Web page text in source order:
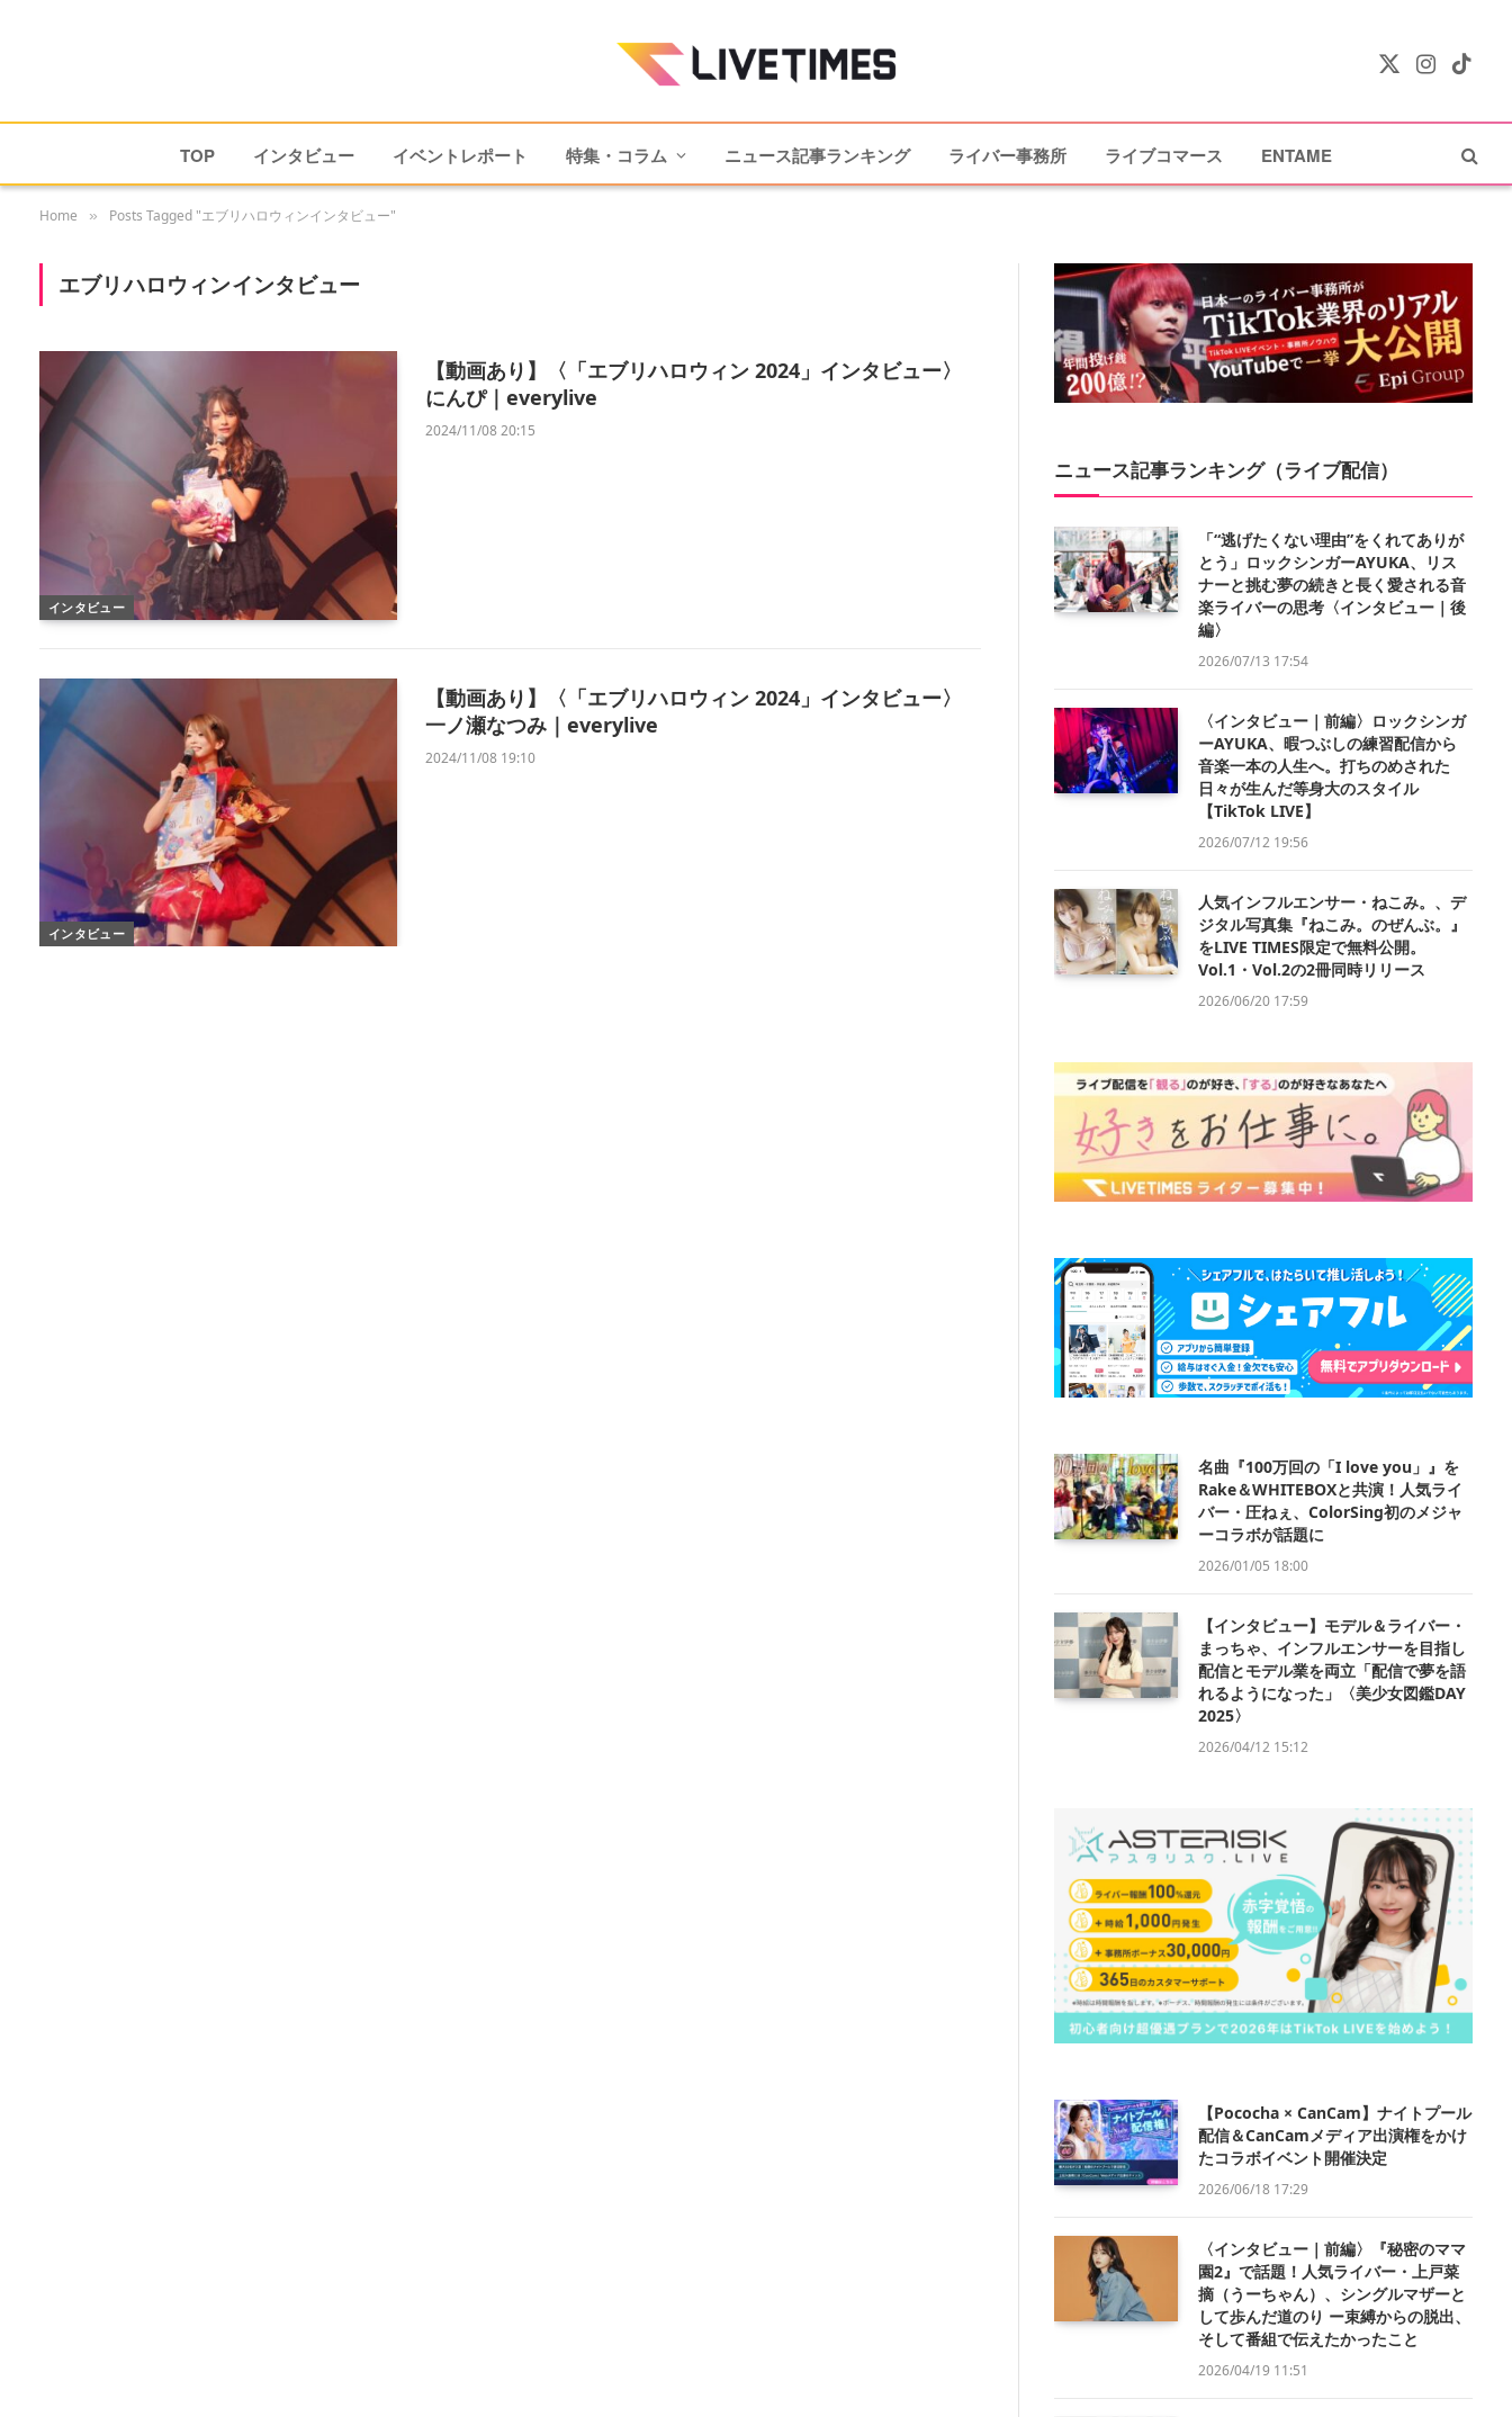
X
Instagram
TikTok
TOP インタビュー イベントレポート 特集・コラム ニュース記事ランキング ライバー事務所 ライブコマース ENTAME
Home » Posts Tagged "エブリハロウィンインタビュー"
エブリハロウィンインタビュー
インタビュー
【動画あり】〈「エブリハロウィン 2024」インタビュー〉
にんぴ｜everylive
2024/11/08 20:15
インタビュー
【動画あり】〈「エブリハロウィン 2024」インタビュー〉
一ノ瀬なつみ｜everylive
2024/11/08 19:10
ニュース記事ランキング（ライブ配信）
「“逃げたくない理由”をくれてありが
とう」ロックシンガーAYUKA、リス
ナーと挑む夢の続きと長く愛される音
楽ライバーの思考〈インタビュー｜後
編〉
2026/07/13 17:54
〈インタビュー｜前編〉ロックシンガ
ーAYUKA、暇つぶしの練習配信から
音楽一本の人生へ。打ちのめされた
日々が生んだ等身大のスタイル
【TikTok LIVE】
2026/07/12 19:56
人気インフルエンサー・ねこみ。、デ
ジタル写真集『ねこみ。のぜんぶ。』
をLIVE TIMES限定で無料公開。
Vol.1・Vol.2の2冊同時リリース
2026/06/20 17:59
名曲『100万回の「I love you」』を
Rake＆WHITEBOXと共演！人気ライ
バー・圧ねぇ、ColorSing初のメジャ
ーコラボが話題に
2026/01/05 18:00
【インタビュー】モデル＆ライバー・
まっちゃ、インフルエンサーを目指し
配信とモデル業を両立「配信で夢を語
れるようになった」〈美少女図鑑DAY
2025〉
2026/04/12 15:12
【Pococha × CanCam】ナイトプール
配信＆CanCamメディア出演権をかけ
たコラボイベント開催決定
2026/06/18 17:29
〈インタビュー｜前編〉『秘密のママ
園2』で話題！人気ライバー・上戸菜
摘（うーちゃん）、シングルマザーと
して歩んだ道のり ー束縛からの脱出、
そして番組で伝えたかったこと
2026/04/19 11:51